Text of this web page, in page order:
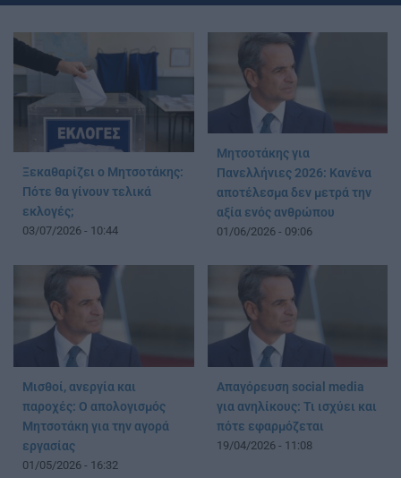
Ξεκαθαρίζει ο Μητσοτάκης:
Πότε θα γίνουν τελικά
εκλογές;
03/07/2026 - 10:44
Μητσοτάκης για
Πανελλήνιες 2026: Κανένα
αποτέλεσμα δεν μετρά την
αξία ενός ανθρώπου
01/06/2026 - 09:06
Μισθοί, ανεργία και
παροχές: Ο απολογισμός
Μητσοτάκη για την αγορά
εργασίας
01/05/2026 - 16:32
Απαγόρευση social media
για ανηλίκους: Τι ισχύει και
πότε εφαρμόζεται
19/04/2026 - 11:08